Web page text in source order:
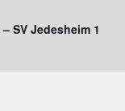
SV Jedesheim 1